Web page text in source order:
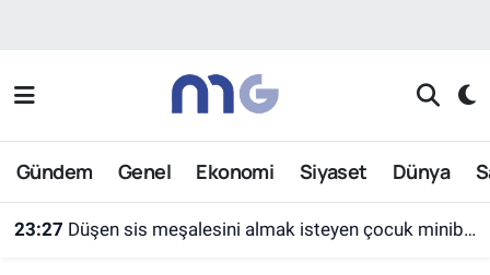
Gündem Genel Ekonomi Siyaset Dünya
23:27 Düşen sis meşalesini almak isteyen çocuk minibüsün altında kaldı
Nöbetçi Eczaneler
Hava Durumu